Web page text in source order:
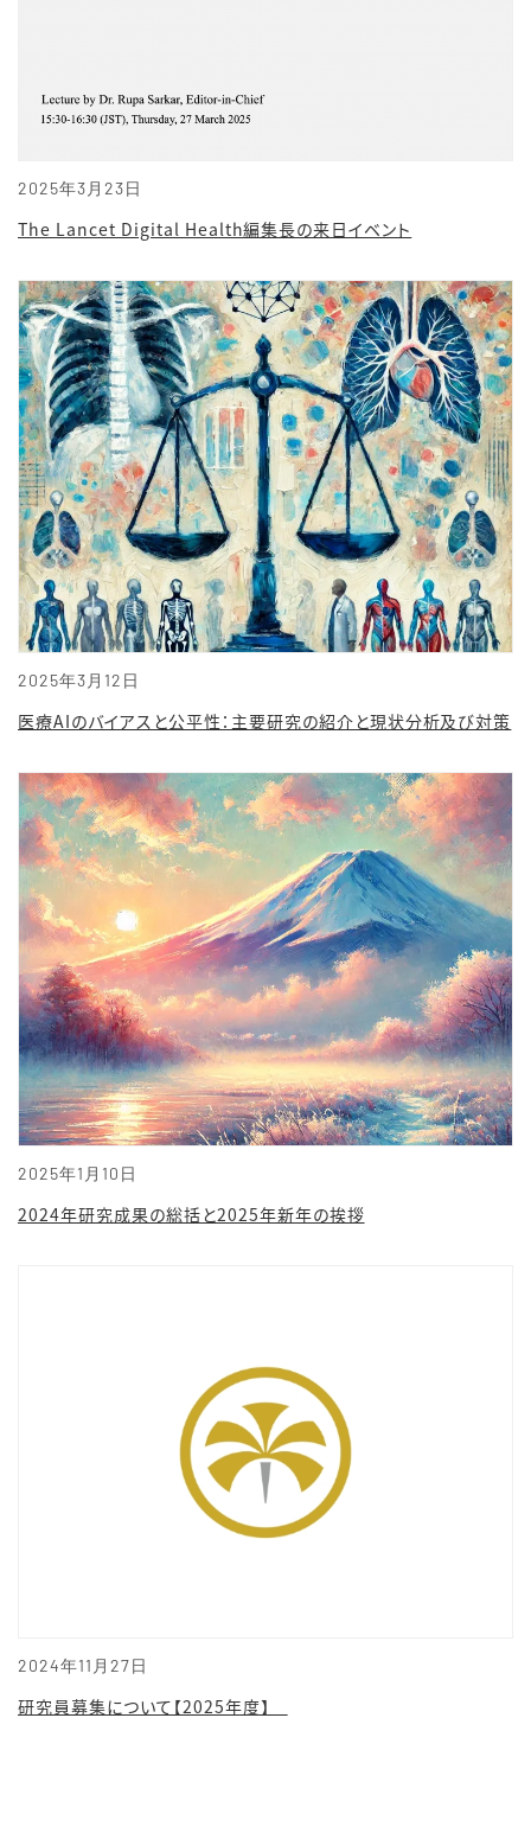
2025年3月23日
The Lancet Digital Health編集長の来日イベント
2025年3月12日
医療AIのバイアスと公平性：主要研究の紹介と現状分析及び対策
2025年1月10日
2024年研究成果の総括と2025年新年の挨拶
2024年11月27日
研究員募集について【2025年度】